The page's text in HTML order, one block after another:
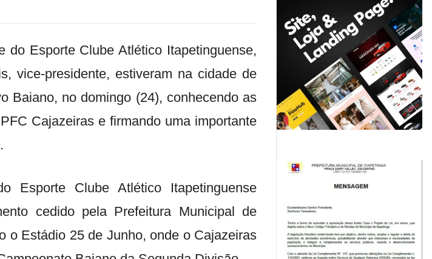
do Esporte Clube Atlético Itapetinguense,
, vice-presidente, estiveram na cidade de
Baiano, no domingo (24), conhecendo as
Cajazeiras e firmando uma importante
Esporte Clube Atlético Itapetinguense
cedido pela Prefeitura Municipal de
o Estádio 25 de Junho, onde o Cajazeiras